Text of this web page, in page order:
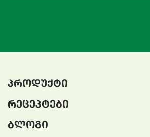
პროდუქტი
რეცეპტები
ბლოგი